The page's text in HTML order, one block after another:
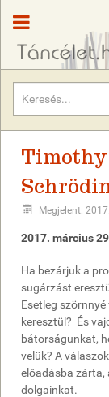
Megjelent:
2017. március
Ha bezárjuk a
sugárzást
Esetleg
keresztül? És
bátorságunkat,
velük? A
előadásba zárta,
dolgainkat.
várva
2017.03.29.
20.00
Trafó
Kortárs
Művészetek
Háza
FOTÓK
produkció
Budapest
Önkormányzata
által
meghirdetett
Staféta
program
keretében
valósult
meg.